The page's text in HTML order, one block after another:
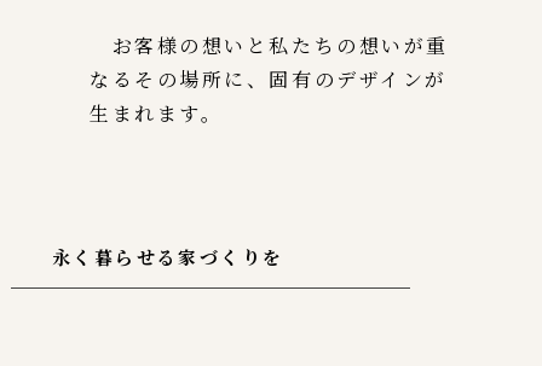
お客様の想いと私たちの想いが重
なるその場所に、固有のデザインが
生まれます。
永く暮らせる家づくりを